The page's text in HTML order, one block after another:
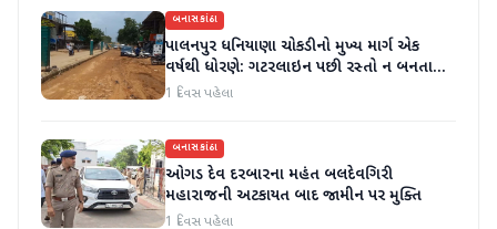
બનાસકાંઠા
પાલનપુર ધનિયાણા ચોકડીનો મુખ્ય માર્ગ એક
વર્ષથી ધોરણે: ગટરલાઇન પછી રસ્તો ન બનતા
હાલાકી
1 દિવસ પહેલા
બનાસકાંઠા
ઓગડ દેવ દરબારના મહંત બલદેવગિરી
મહારાજની અટકાયત બાદ જામીન પર મુક્તિ
1 દિવસ પહેલા